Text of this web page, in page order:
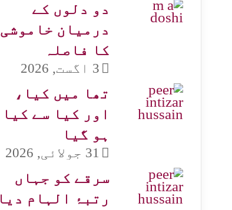
دو دلوں کے
درمیان خاموشی
کا فاصلہ
3 اگست, 2026
تھا میں کیا،
اور کیا سے کیا
ہو گیا
31 جولائی, 2026
سرقے کو جہاں
رتبۂ الہام دیا